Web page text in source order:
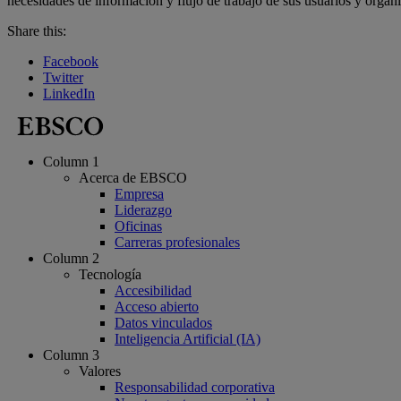
Share this:
Facebook
Twitter
LinkedIn
Column 1
Acerca de EBSCO
Empresa
Liderazgo
Oficinas
Carreras profesionales
Column 2
Tecnología
Accesibilidad
Acceso abierto
Datos vinculados
Inteligencia Artificial (IA)
Column 3
Valores
Responsabilidad corporativa